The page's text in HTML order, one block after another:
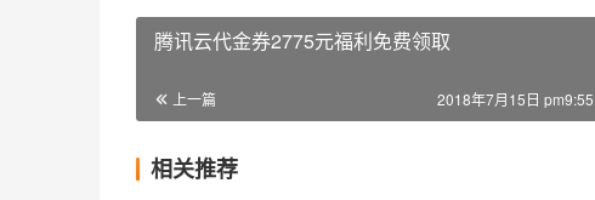
腾讯云代金券2775元福利免费领取
上一篇 2018年7月15日 pm9:55
相关推荐